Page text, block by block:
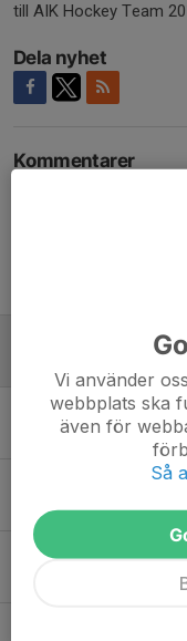
till AIK Hockey Team
Dela nyhet
Kommentarer
🏆 1:a plats i
Vinnare i
25 mar 2024
Sumpan cup
3 okt 2021
Kronwall cup
Vi använder
webbplats ska
även för
Så